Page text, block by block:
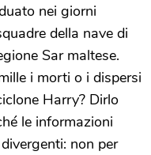
nei giorni
della nave di
Sar maltese.
i morti o i dispersi
Harry? Dirlo
le informazioni
non per